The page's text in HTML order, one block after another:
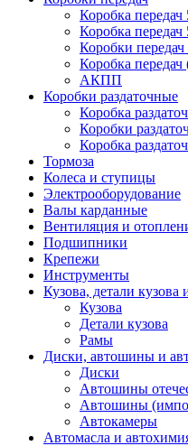
Коробка передач
Коробка передач
Коробки передач
Коробка передач
АКПП
Коробки раздаточные
Коробка
Коробки
Коробка
Тормоза
Колеса и ступицы
Электрооборудование
Валы карданные
Вентиляция и
Подшипники
Крепежи
Инструменты
Кузова, детали кузова
Кузова
Детали кузова
Рамы
Диски, автошины и
Диски
Автошины
Автошины
Автокамеры
Автомасла и